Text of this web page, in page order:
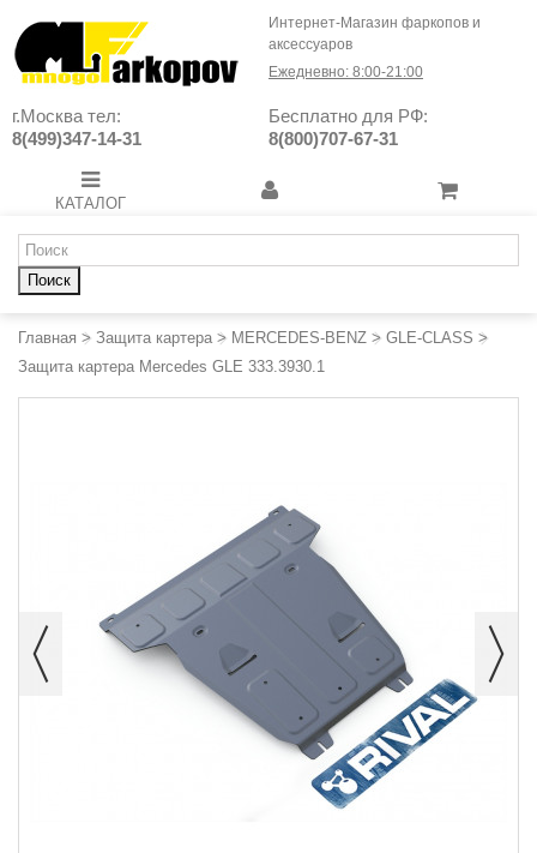
Интернет-Магазин фаркопов и
аксессуаров
Ежедневно: 8:00-21:00
г.Москва тел:
8(499)347-14-31
Бесплатно для РФ:
8(800)707-67-31
КАТАЛОГ
Поиск
Главная > Защита картера > MERCEDES-BENZ > GLE-CLASS >
Защита картера Mercedes GLE 333.3930.1